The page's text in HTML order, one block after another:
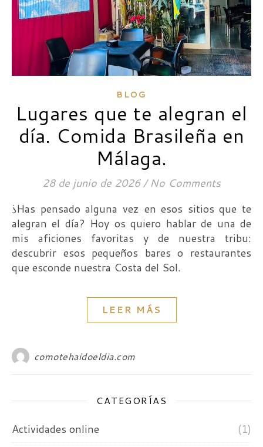
BLOG
Lugares que te alegran el
día. Comida Brasileña en
Málaga.
28 de junio de 2026 / No Comments
¿Has pensado alguna vez en esos sitios que te
alegran el día? Hoy os quiero hablar de una de
mis aficiones favoritas y de nuestra tribu:
descubrir esos pequeños bares o restaurantes
que esconde nuestra Costa del Sol.
LEER MÁS
comotehaidoeldia.com
CATEGORÍAS
Actividades online
(1)